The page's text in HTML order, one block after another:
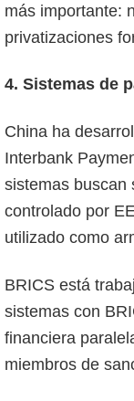
más importante:
privatizaciones
4. Sistemas de
China ha
Interbank
sistemas buscan
controlado por
utilizado como
BRICS está
sistemas con
financiera
miembros de